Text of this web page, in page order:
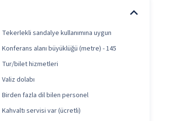
Tekerlekli sandalye kullanımına uygun
Konferans alanı büyüklüğü (metre) - 145
Tur/bilet hizmetleri
Valiz dolabı
Birden fazla dil bilen personel
Kahvaltı servisi var (ücretli)